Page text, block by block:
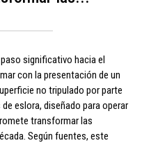
significativo hacia el
con la presentación de un
no tripulado por parte
eslora, diseñado para operar
transformar las
Según fuentes, este